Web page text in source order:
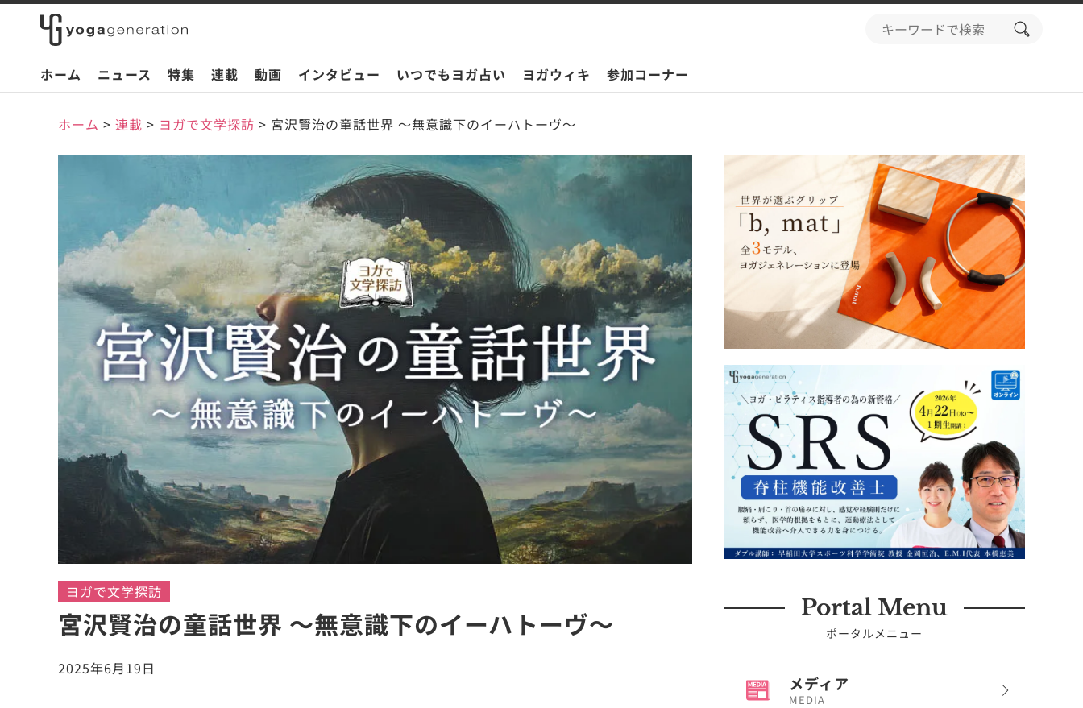
search
ホーム
ニュース 特集 連載 動画 インタビュー いつでもヨガ占い ヨガウィキ 参加コーナー
ホーム > 連載 > ヨガで文学探訪 > 宮沢賢治の童話世界 ～無意識下のイーハトーヴ～
ヨガで文学探訪
宮沢賢治の童話世界 ～無意識下のイーハトーヴ～
2025年6月19日
Portal Menu
ポータルメニュー
メディア
MEDIA